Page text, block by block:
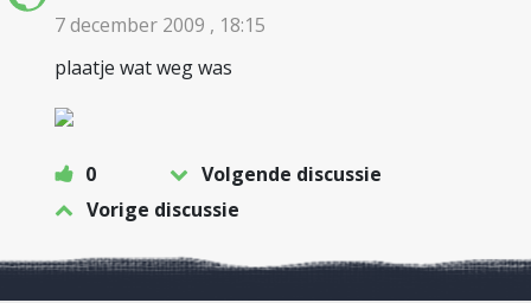
7 december 2009 , 18:15
plaatje wat weg was
0
Volgende discussie
Vorige discussie